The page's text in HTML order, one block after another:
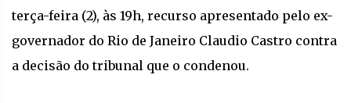
terça-feira (2), às 19h, recurso apresentado pelo ex-
governador do Rio de Janeiro Claudio Castro contra
a decisão do tribunal que o condenou.